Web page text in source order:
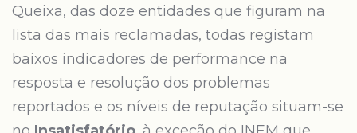
Queixa, das doze entidades que figuram na
lista das mais reclamadas, todas registam
baixos indicadores de performance na
resposta e resolução dos problemas
reportados e os níveis de reputação situam-se